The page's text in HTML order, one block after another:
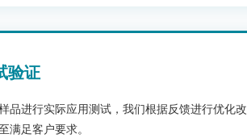
验证
品进行实际应用测试，我们根据反馈进行优化改
满足客户要求。